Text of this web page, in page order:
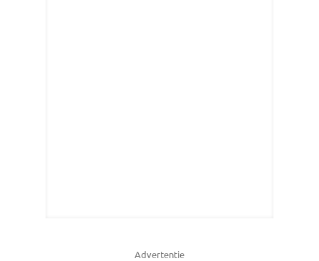
Advertentie